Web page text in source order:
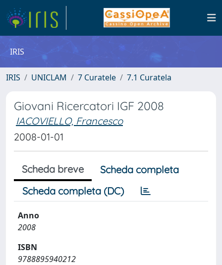
IRIS
IRIS UNICLAM 7 Curatele 7.1 Curatela
Giovani Ricercatori IGF 2008
IACOVIELLO, Francesco
2008-01-01
Scheda breve
Scheda completa
Scheda completa (DC)
Anno
2008
ISBN
9788895940212